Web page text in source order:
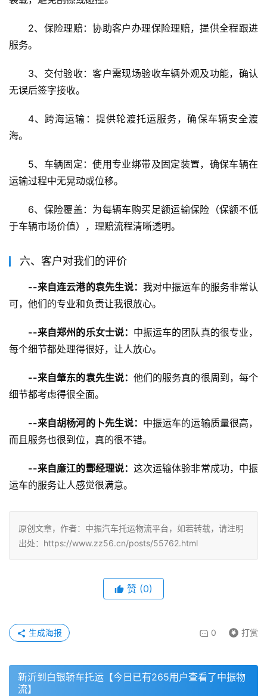
2、保险理赔：协助客户办理保险理赔，提供全程跟进
服务。
3、交付验收：客户需现场验收车辆外观及功能，确认
无误后签字接收。
4、跨海运输：提供轮渡托运服务，确保车辆安全渡
海。
5、车辆固定：使用专业绑带及固定装置，确保车辆在
运输过程中无晃动或位移。
6、保险覆盖：为每辆车购买足额运输保险（保额不低
于车辆市场价值），理赔流程清晰透明。
六、客户对我们的评价
--来自连云港的袁先生说：我对中振运车的服务非常认
可，他们的专业和负责让我很放心。
--来自郑州的乐女士说： 中振运车的团队真的很专业，
每个细节都处理得很好，让人放心。
--来自肇东的袁先生说： 他们的服务真的很周到，每个
细节都考虑得很全面。
--来自胡杨河的卜先生说： 中振运车的运输质量很高，
而且服务也很到位，真的很不错。
--来自廉江的酆经理说： 这次运输体验非常成功，中振
运车的服务让人感觉很满意。
原创文章，作者：中振汽车托运物流平台，如若转载，请注明
出处：https://www.zz56.cn/posts/55762.html
赞 (0)
0 打赏
生成海报
新沂到白银轿车托运【今日已有265用户查看了中振物
流】